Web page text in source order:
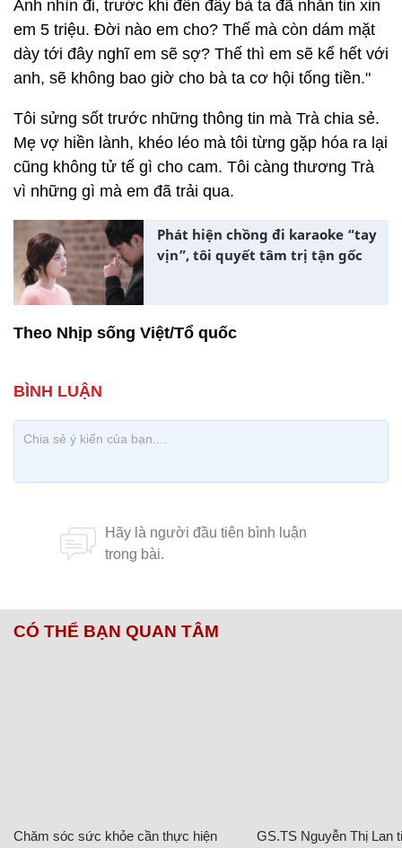
Anh nhìn đi, trước khi đến đây bà ta đã nhắn tin xin
em 5 triệu. Đời nào em cho? Thế mà còn dám mặt
dày tới đây nghĩ em sẽ sợ? Thế thì em sẽ kể hết với
anh, sẽ không bao giờ cho bà ta cơ hội tống tiền."
Tôi sửng sốt trước những thông tin mà Trà chia sẻ.
Mẹ vợ hiền lành, khéo léo mà tôi từng gặp hóa ra lại
cũng không tử tế gì cho cam. Tôi càng thương Trà
vì những gì mà em đã trải qua.
Phát hiện chồng đi karaoke “tay
vịn”, tôi quyết tâm trị tận gốc
Theo Nhịp sống Việt/Tổ quốc
CÓ THỂ BẠN QUAN TÂM
Chăm sóc sức khỏe cần thực hiện
GS.TS Nguyễn Thị Lan